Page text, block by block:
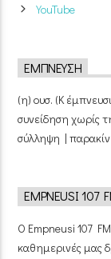
YouTube
ΈΜΠΝΕΥΣΗ
(η) ουσ. (Κ
συνείδηση χωρίς
σύλληψη |
EMPNEUSI 107
Ο Empneusi 107
καθημερινές μας